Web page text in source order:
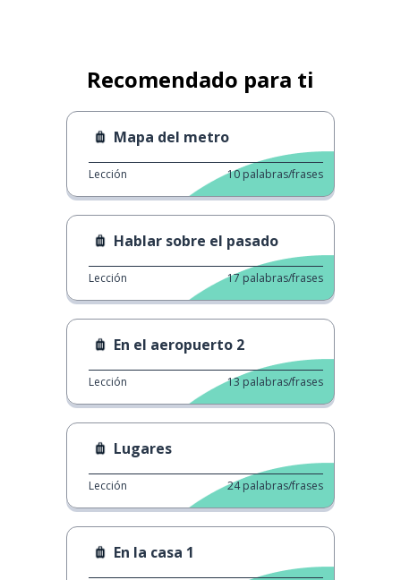
Recomendado para ti
Mapa del metro
Lección 10 palabras/frases
Hablar sobre el pasado
Lección 17 palabras/frases
En el aeropuerto 2
Lección 13 palabras/frases
Lugares
Lección 24 palabras/frases
En la casa 1